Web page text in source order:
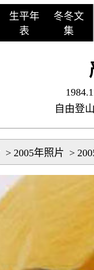
生平年
表
冬冬文
集
自由登
> 2005年照片 >